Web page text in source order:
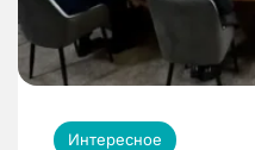
Интересное